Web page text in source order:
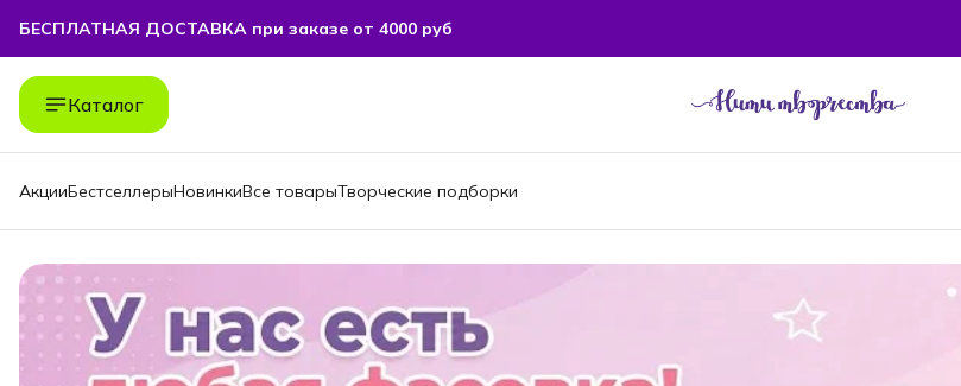
БЕСПЛАТНАЯ ДОСТАВКА при заказе от 4000 руб
БЕСПЛАТНАЯ ДОСТАВКА при заказе от 4000 руб
Каталог
АкцииБестселлерыНовинкиВсе товарыТворческие подборки